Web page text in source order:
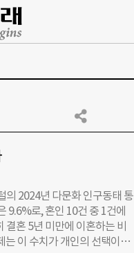
의 2024년 다문화 인구동태 통
9.6%로, 혼인 10건 중 1건에
혼 5년 미만에 이혼하는 비
는 이 수치가 개인의 선택이나